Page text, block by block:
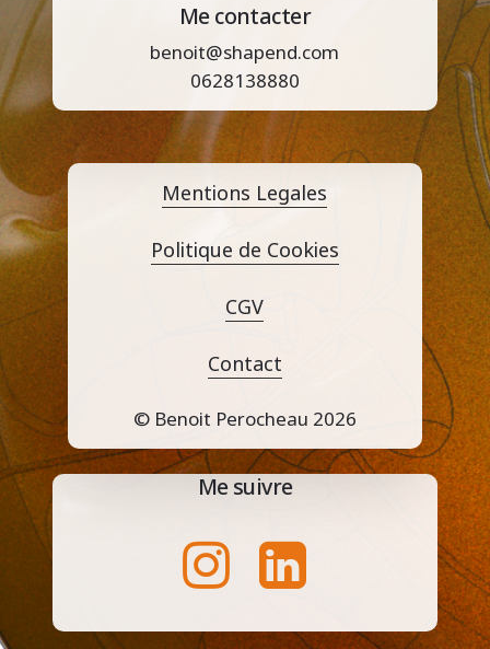
Me contacter
benoit@shapend.com
0628138880
Mentions Legales
Politique de Cookies
CGV
Contact
© Benoit Perocheau 2026
Me suivre